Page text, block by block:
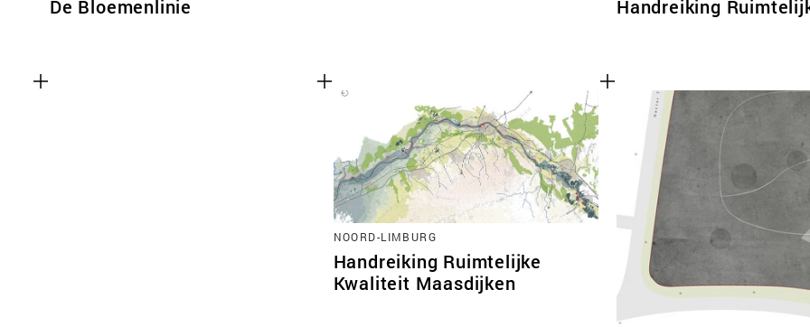
De Bloemenlinie Handreiking
NOORD-LIMBURG
Handreiking Ruimtelijke
Kwaliteit Maasdijken